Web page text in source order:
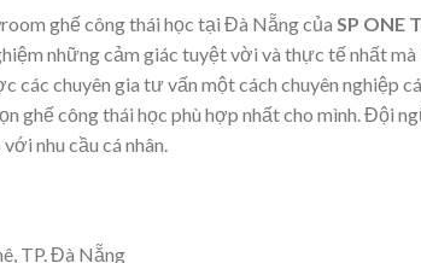
ghế công thái học tại Đà Nẵng của SP ONE
những cảm giác tuyệt vời và thực tế nhất mà
chuyên gia tư vấn một cách chuyên nghiệp
ghế công thái học phù hợp nhất cho mình. Đội
nhu cầu cá nhân.
TP. Đà Nẵng